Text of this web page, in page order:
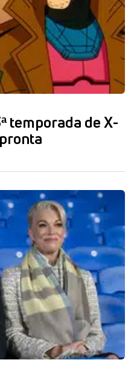
temporada de X-